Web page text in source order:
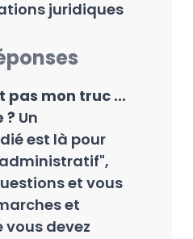
juridiques
pas mon truc ...
? Un
est là pour
et vous
et
devez